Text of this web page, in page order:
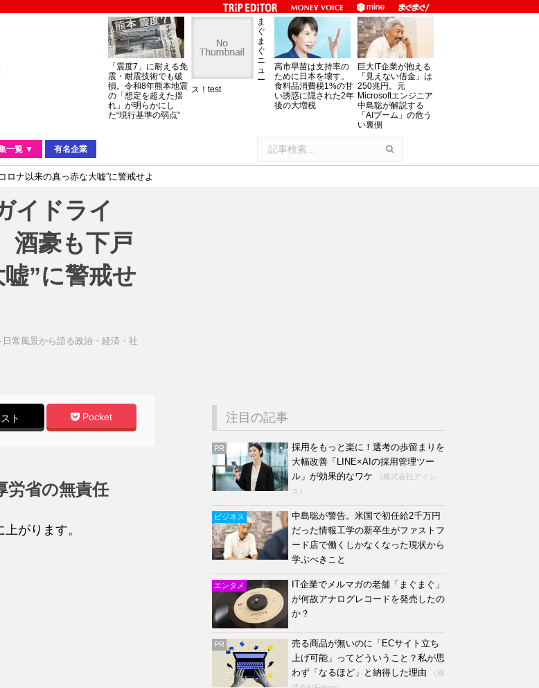
「震度7」に耐える免
震・耐震技術でも破
損。令和8年熊本地震
の「想定を超えた揺
れ」が明らかにし
た“現行基準の弱点”
ま
ぐ
ま
ぐ
ニ
ュ
ー
ス！test
高市早苗は支持率の
ために日本を壊す。
食料品消費税1%の甘
い誘惑に隠された2年
後の大増税
巨大IT企業が抱える
「見えない借金」は
250兆円。元
Microsoftエンジニア
中島聡が解説する
「AIブーム」の危う
い裏側
一覧 ▼ 有名企業
ナ以来の真っ赤な大嘘”に警戒せよ
イドライ
酒豪も下戸
”に警戒せ
日常風景から語る政治・経済・社
ト Pocket
労省の無責任
がります。
注目の記事
PR
採用をもっと楽に！選考の歩留まりを
大幅改善「LINE×AIの採用管理ツー
ル」が効果的なワケ
（株式会社アイシ
ス）
ビジネス
中島聡が警告。米国で初任給2千万円
だった情報工学の新卒生がファストフ
ード店で働くしかなくなった現状から
学ぶべきこと
エンタメ
IT企業でメルマガの老舗「まぐまぐ」
が何故アナログレコードを発売したの
か？
PR
売る商品が無いのに「ECサイト立ち
上げ可能」ってどういうこと？私が思
わず「なるほど」と納得した理由
（株